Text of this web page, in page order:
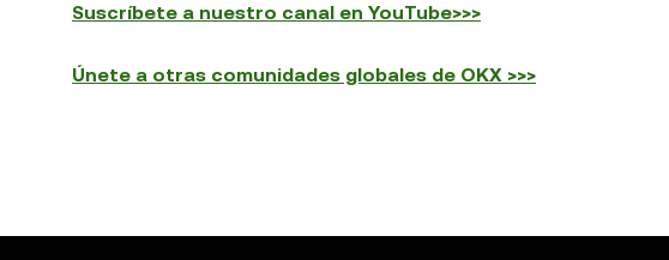
Suscríbete a nuestro canal en YouTube>>>
Únete a otras comunidades globales de OKX >>>